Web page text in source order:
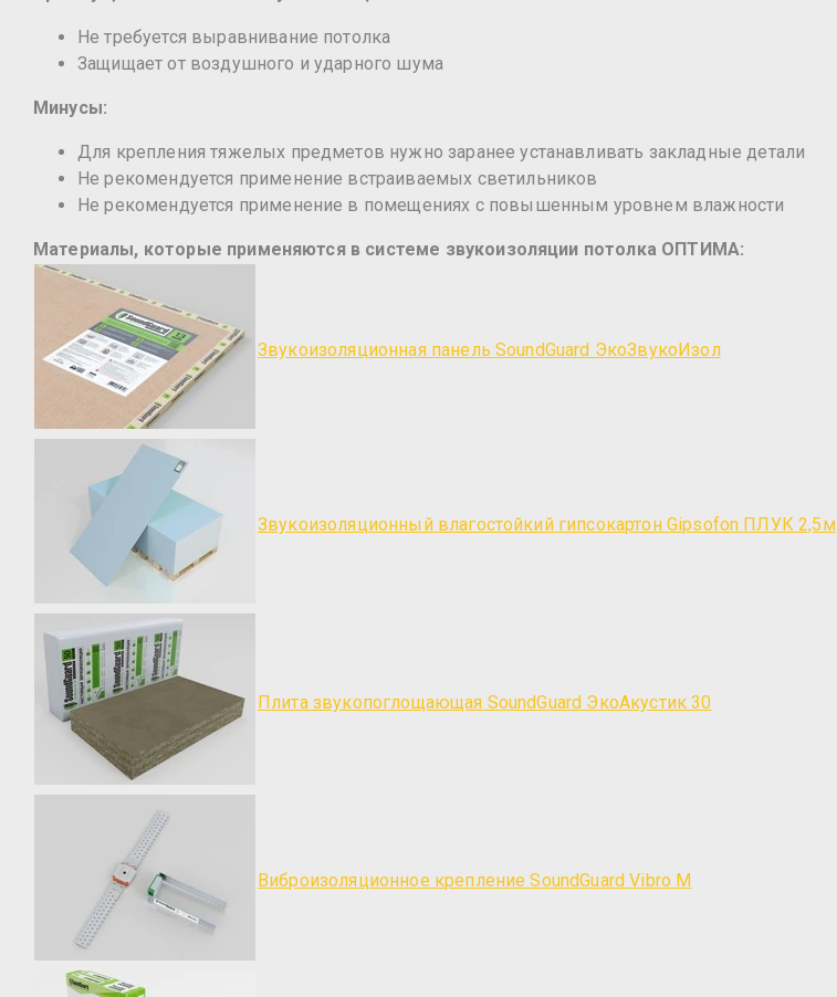
Не требуется выравнивание потолка
Защищает от воздушного и ударного шума
Минусы:
Для крепления тяжелых предметов нужно заранее устанавливать закладные детали
Не рекомендуется применение встраиваемых светильников
Не рекомендуется применение в помещениях с повышенным уровнем влажности
Материалы, которые применяются в системе звукоизоляции потолка ОПТИМА:
Звукоизоляционная панель SoundGuard ЭкоЗвукоИзол
Звукоизоляционный влагостойкий гипсокартон Gipsofon ПЛУК 2,5м
Плита звукопоглощающая SoundGuard ЭкоАкустик 30
Виброизоляционное крепление SoundGuard Vibro M